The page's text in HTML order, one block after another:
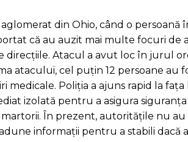
din Ohio, când o persoană
că au auzit mai multe focuri de
direcțiile. Atacul a avut loc în jurul
atacului, cel puțin 12 persoane au
Poliția a ajuns rapid la
izolată pentru a asigura
În prezent, autoritățile nu
informații pentru a stabili